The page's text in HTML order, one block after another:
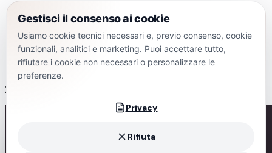
Termini e Condizioni
Politica di rimborso e reso
Privacy Policy
Cookie Policy
Gestisci preferenze privacy
2026 All rights reserved | Cantine Polvanera | PI 06340640728
Gestisci il consenso ai cookie
Usiamo cookie tecnici necessari e, previo consenso, cookie
funzionali, analitici e marketing. Puoi accettare tutto,
rifiutare i cookie non necessari o personalizzare le
preferenze.
Privacy
Rifiuta